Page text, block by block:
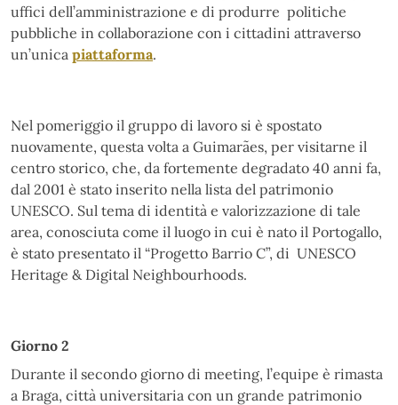
uffici dell’amministrazione e di produrre politiche
pubbliche in collaborazione con i cittadini attraverso
un’unica piattaforma.
Nel pomeriggio il gruppo di lavoro si è spostato
nuovamente, questa volta a Guimarães, per visitarne il
centro storico, che, da fortemente degradato 40 anni fa,
dal 2001 è stato inserito nella lista del patrimonio
UNESCO. Sul tema di identità e valorizzazione di tale
area, conosciuta come il luogo in cui è nato il Portogallo,
è stato presentato il “Progetto Barrio C”, di UNESCO
Heritage & Digital Neighbourhoods.
Giorno 2
Durante il secondo giorno di meeting, l’equipe è rimasta
a Braga, città universitaria con un grande patrimonio